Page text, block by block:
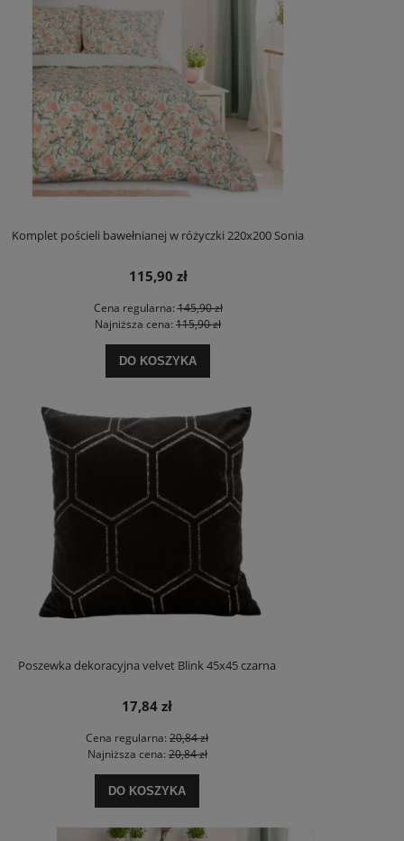
Komplet pościeli bawełnianej w różyczki 220x200 Sonia
115,90 zł
Cena regularna:145,90 zł
Najniższa cena: 115,90 zł
DO KOSZYKA
Poszewka dekoracyjna velvet Blink 45x45 czarna
17,84 zł
Cena regularna: 20,84 zł
Najniższa cena:20,84 zł
DO KOSZYKA